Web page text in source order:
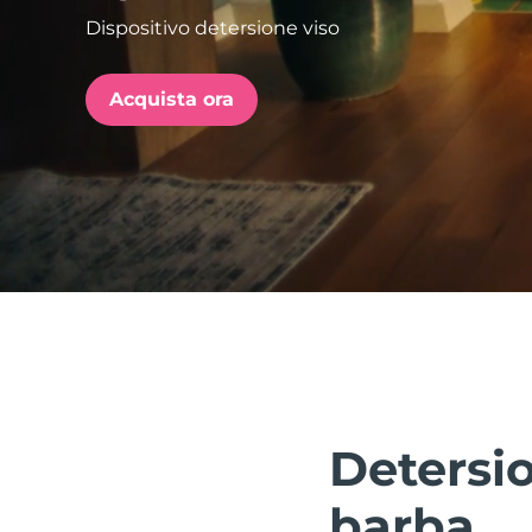
Dispositivo detersione viso
Acquista ora
issa™ Teeth Whitening Set
FAQ™ Dual LED Panel
POPOLARE